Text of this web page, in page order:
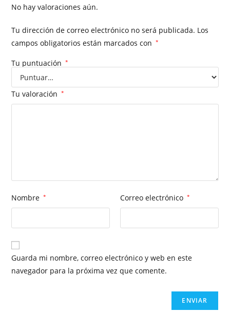
No hay valoraciones aún.
Tu dirección de correo electrónico no será publicada. Los
campos obligatorios están marcados con
*
Tu puntuación *
Tu valoración *
Nombre * Correo electrónico *
Guarda mi nombre, correo electrónico y web en este
navegador para la próxima vez que comente.